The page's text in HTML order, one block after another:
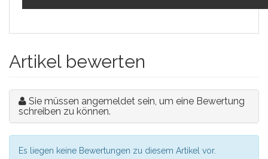
Artikel bewerten
Sie müssen angemeldet sein, um eine Bewertung
schreiben zu können.
Es liegen keine Bewertungen zu diesem Artikel vor.